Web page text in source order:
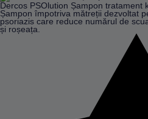
Dercos PSOlution Șampon tratament
Șampon împotriva mătreții dezvoltat
psoriazis care reduce numărul de
și roșeața.